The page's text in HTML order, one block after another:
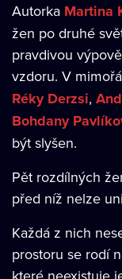
Autorka Martina
žen po druhé
pravdivou
vzdoru. V
Réky Derzsi,
Bohdany
být slyšen.
Pět rozdílných
před níž nelze
Každá z nich
prostoru se rodí